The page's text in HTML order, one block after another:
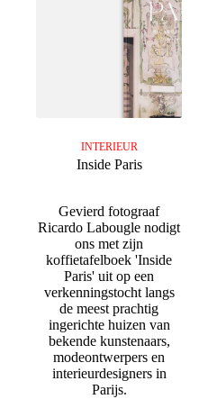
INTERIEUR
Inside Paris
Gevierd fotograaf
Ricardo Labougle nodigt
ons met zijn
koffietafelboek 'Inside
Paris' uit op een
verkenningstocht langs
de meest prachtig
ingerichte huizen van
bekende kunstenaars,
modeontwerpers en
interieurdesigners in
Parijs.